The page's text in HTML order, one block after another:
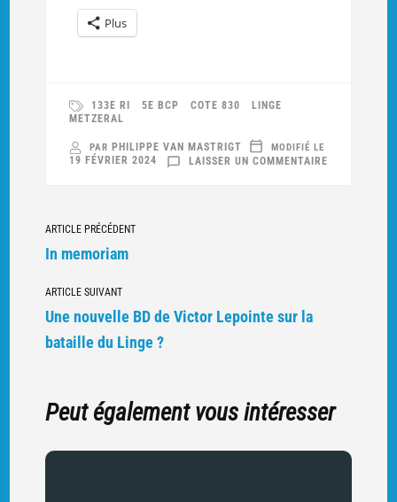
Plus
133E RI 5E BCP COTE 830
LINGE
METZERAL
PAR PHILIPPE VAN MASTRIGT
LAISSER UN COMMENTAIRESUR
MODIFIÉ LE
19 FÉVRIER 2024
Navigation
vers
articles
ARTICLE PRÉCÉDENT
In memoriam
ARTICLE SUIVANT
Une nouvelle BD de Victor Lepointe sur la
bataille du Linge ?
Peut également vous intéresser